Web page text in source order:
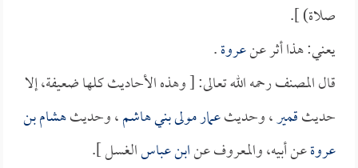
صلاة) ].
يعني: هذا أثر عنعروة.
قال المصنف رحمه الله تعالى: [ وهذه الأحاديث كلها ضعيفة، إلا
حديثقمير، وحديثعمار مولى بني هاشم، وحديثهشام بن
عروةعن أبيه، والمعروف عنابن عباسالغسل ].